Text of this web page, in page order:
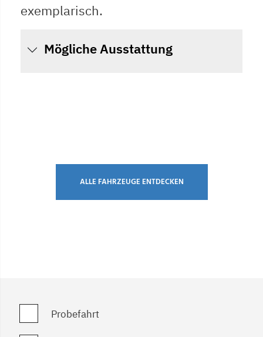
exemplarisch.
Mögliche Ausstattung
ALLE FAHRZEUGE ENTDECKEN
Probefahrt